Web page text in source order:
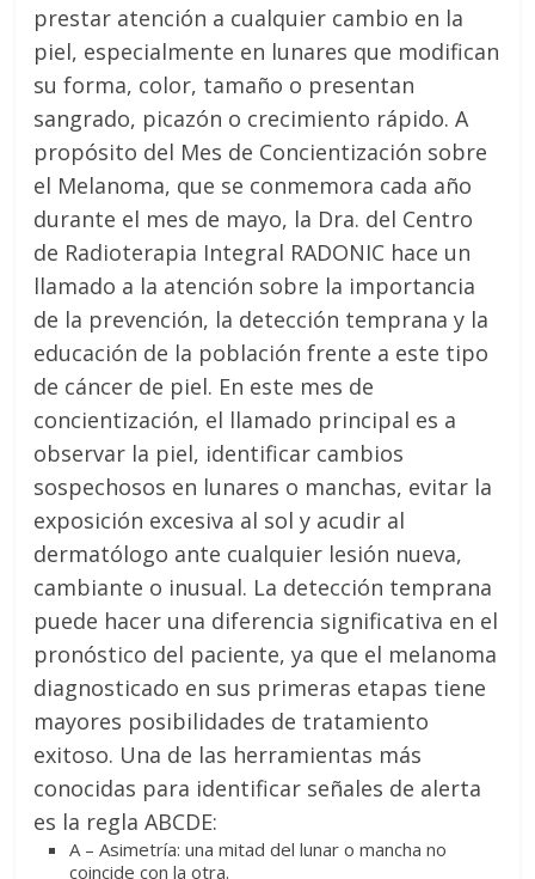
prestar atención a cualquier cambio en la
piel, especialmente en lunares que modifican
su forma, color, tamaño o presentan
sangrado, picazón o crecimiento rápido. A
propósito del Mes de Concientización sobre
el Melanoma, que se conmemora cada año
durante el mes de mayo, la Dra. del Centro
de Radioterapia Integral RADONIC hace un
llamado a la atención sobre la importancia
de la prevención, la detección temprana y la
educación de la población frente a este tipo
de cáncer de piel. En este mes de
concientización, el llamado principal es a
observar la piel, identificar cambios
sospechosos en lunares o manchas, evitar la
exposición excesiva al sol y acudir al
dermatólogo ante cualquier lesión nueva,
cambiante o inusual. La detección temprana
puede hacer una diferencia significativa en el
pronóstico del paciente, ya que el melanoma
diagnosticado en sus primeras etapas tiene
mayores posibilidades de tratamiento
exitoso. Una de las herramientas más
conocidas para identificar señales de alerta
es la regla ABCDE:
A – Asimetría: una mitad del lunar o mancha no
coincide con la otra.